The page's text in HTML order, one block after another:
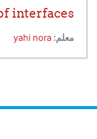
complexes.
interfaces
معلم: yahi nora